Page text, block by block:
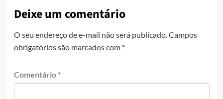
Deixe um comentário
O seu endereço de e-mail não será publicado. Campos
obrigatórios são marcados com *
Comentário *